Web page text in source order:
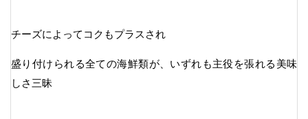
チーズによってコクもプラスされ
盛り付けられる全ての海鮮類が、いずれも主役を張れる美味
しさ三昧